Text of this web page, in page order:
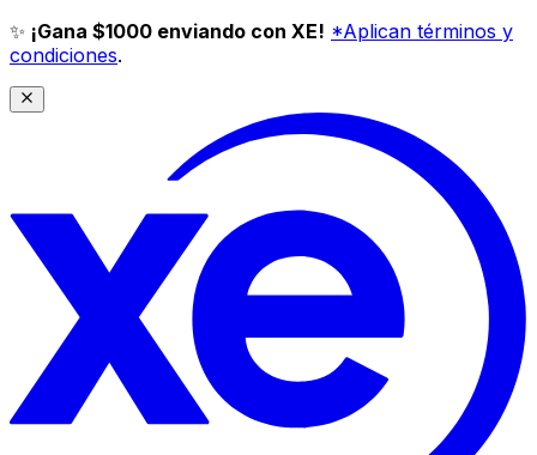
✨ ¡Gana $1000 enviando con XE! *Aplican términos y
condiciones.